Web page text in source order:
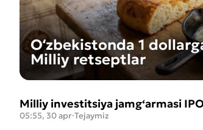
Oʻzbekistonda 1
Milliy retseptlar
Milliy investitsiya jamg‘armasi
05:55, 30 apr·Tejaymiz